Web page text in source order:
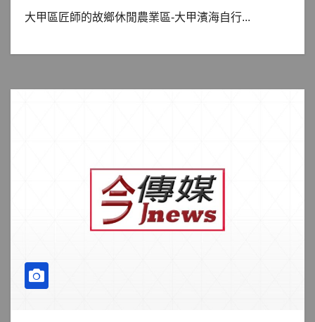
大甲區匠師的故鄉休閒農業區-大甲濱海自行...